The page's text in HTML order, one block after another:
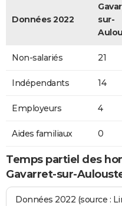
Données 2022
sur-
Non-salariés 21
Indépendants 14
Employeurs 4
Aides familiaux 0
Temps partiel des
Gavarret-sur-
Données 2022 (source :